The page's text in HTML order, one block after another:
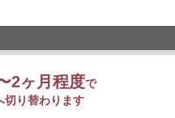
2ヶ月程度で
切り替わります